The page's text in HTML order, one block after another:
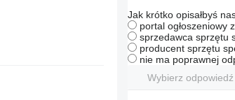
Jak krótko opisałbyś
portal ogłoszeniowy
sprzedawca sprzętu
producent sprzętu
nie ma poprawnej
Wybierz odpowiedź